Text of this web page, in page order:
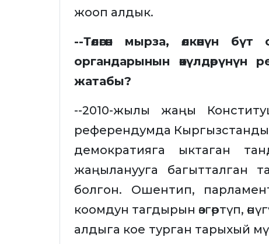
жооп алдык.
--Төлөгөн мырза, өлкөнүн
органдарынын
жатабы?
--2010-жылы жаңы
референдумда
демократияга ыктаган
жаңыланууга багытталган
болгон. Ошентип,
коомдун тагдырын өзгөртүп,
алдыга кое турган тарыхый